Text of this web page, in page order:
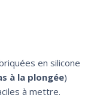
en silicone
à la plongée)
à mettre.